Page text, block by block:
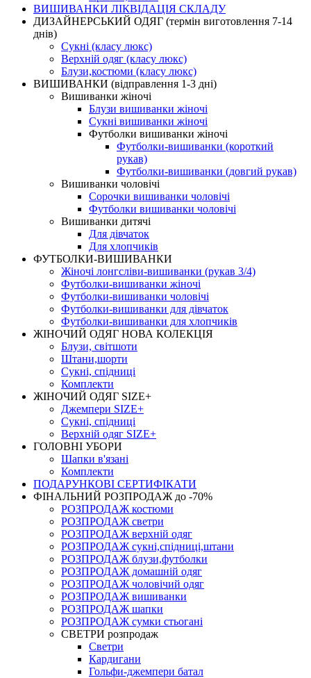
ВИШИВАНКИ ЛІКВІДАЦІЯ СКЛАДУ
ДИЗАЙНЕРСЬКИЙ ОДЯГ (термін виготовлення 7-14
днів)
Сукні (класу люкс)
Верхній одяг (класу люкс)
Блузи,костюми (класу люкс)
ВИШИВАНКИ (відправлення 1-3 дні)
Вишиванки жіночі
Блузи вишиванки жіночі
Сукні вишиванки жіночі
Футболки вишиванки жіночі
Футболки-вишиванки (короткий
рукав)
Футболки-вишиванки (довгий рукав)
Вишиванки чоловічі
Сорочки вишиванки чоловічі
Футболки вишиванки чоловічі
Вишиванки дитячі
Для дівчаток
Для хлопчиків
ФУТБОЛКИ-ВИШИВАНКИ
Жіночі лонгсліви-вишиванки (рукав 3/4)
Футболки-вишиванки жіночі
Футболки-вишиванки чоловічі
Футболки-вишиванки для дівчаток
Футболки-вишиванки для хлопчиків
ЖІНОЧИЙ ОДЯГ НОВА КОЛЕКЦІЯ
Блузи, світшоти
Штани,шорти
Сукні, спідниці
Комплекти
ЖІНОЧИЙ ОДЯГ SIZE+
Джемпери SIZE+
Сукні, спідниці
Верхній одяг SIZE+
ГОЛОВНІ УБОРИ
Шапки в'язані
Комплекти
ПОДАРУНКОВІ СЕРТИФІКАТИ
ФІНАЛЬНИЙ РОЗПРОДАЖ до -70%
РОЗПРОДАЖ костюми
РОЗПРОДАЖ светри
РОЗПРОДАЖ верхній одяг
РОЗПРОДАЖ сукні,спідниці,штани
РОЗПРОДАЖ блузи,футболки
РОЗПРОДАЖ домашній одяг
РОЗПРОДАЖ чоловічий одяг
РОЗПРОДАЖ вишиванки
РОЗПРОДАЖ шапки
РОЗПРОДАЖ сумки стьогані
СВЕТРИ розпродаж
Светри
Кардигани
Гольфи-джемпери батал